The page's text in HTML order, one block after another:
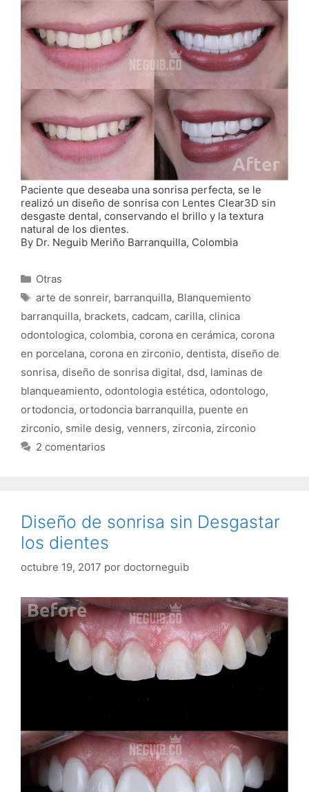
Paciente que deseaba una sonrisa perfecta, se le
realizó un diseño de sonrisa con Lentes Clear3D sin
desgaste dental, conservando el brillo y la textura
natural de los dientes.
By Dr. Neguib Meriño Barranquilla, Colombia
Categorías
Otras
Etiquetas
arte de sonreir, barranquilla, Blanquemiento
barranquilla, brackets, cadcam, carilla, clinica
odontologica, colombia, corona en cerámica, corona
en porcelana, corona en zirconio, dentista, diseño de
sonrisa, diseño de sonrisa digital, dsd, laminas de
blanqueamiento, odontologia estética, odontologo,
ortodoncia, ortodoncia barranquilla, puente en
zirconio, smile desig, venners, zirconia, zirconio
2 comentarios
Diseño de sonrisa sin Desgastar
los dientes
octubre 19, 2017 por doctorneguib